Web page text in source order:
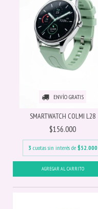
ENVÍO GRATIS
SMARTWATCH COLMI L28
$156.000
3 cuotas sin interés de $52.000